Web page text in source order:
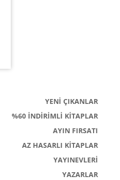
YENİ ÇIKANLAR
%60 İNDİRİMLİ KİTAPLAR
AYIN FIRSATI
AZ HASARLI KİTAPLAR
YAYINEVLERİ
YAZARLAR